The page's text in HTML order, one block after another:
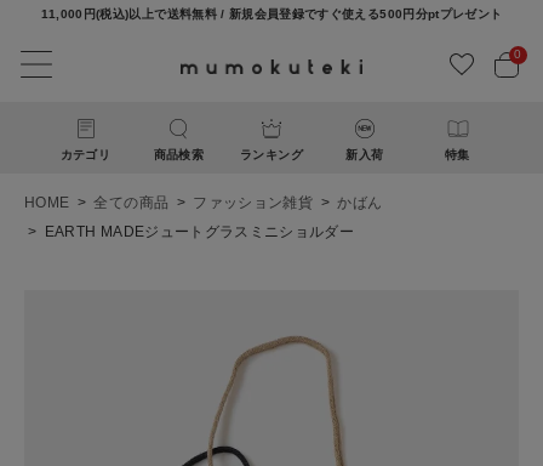
11,000円(税込)以上で送料無料 / 新規会員登録ですぐ使える500円分ptプレゼント
0
カテゴリ 商品検索 ランキング 新入荷 特集
HOME 全ての商品 ファッション雑貨
かばん
EARTH MADEジュートグラスミニショルダー